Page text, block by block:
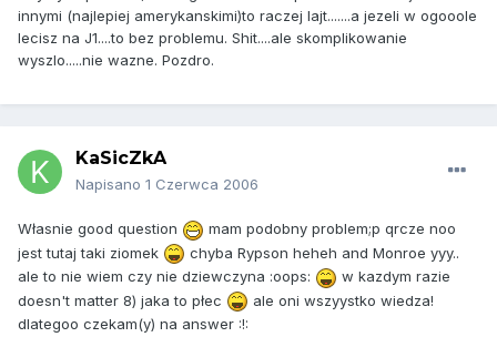
innymi (najlepiej amerykanskimi)to raczej lajt.......a jezeli w ogooole
lecisz na J1....to bez problemu. Shit....ale skomplikowanie
wyszlo.....nie wazne. Pozdro.
KaSicZkA
Napisano 1 Czerwca 2006
Własnie good question
mam podobny problem;p qrcze noo
jest tutaj taki ziomek
chyba Rypson heheh and Monroe yyy..
ale to nie wiem czy nie dziewczyna :oops:
w kazdym razie
doesn't matter 8) jaka to płec
ale oni wszyystko wiedza!
dlategoo czekam(y) na answer :!: